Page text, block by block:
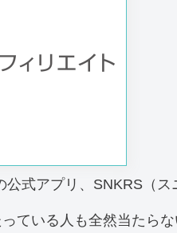
式アプリ、SNKRS（ス
ている人も全然当たら